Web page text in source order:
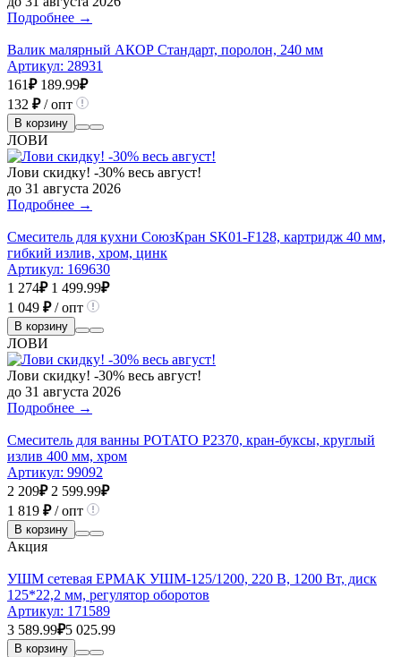
Подробнее →
Валик малярный АКОР Стандарт, поролон, 240 мм
Артикул: 28931
161₽ 189.99₽
132 ₽/ опт
В корзину
ЛОВИ
Лови скидку! -30% весь август!
до 31 августа 2026
Подробнее →
Смеситель для кухни СоюзКран SK01-F128, картридж 40 мм,
гибкий излив, хром, цинк
Артикул: 169630
1 274₽ 1 499.99₽
1 049 ₽/ опт
В корзину
ЛОВИ
Лови скидку! -30% весь август!
до 31 августа 2026
Подробнее →
Смеситель для ванны POTATO P2370, кран-буксы, круглый
излив 400 мм, хром
Артикул: 99092
2 209₽ 2 599.99₽
1 819 ₽/ опт
В корзину
Акция
УШМ сетевая ЕРМАК УШМ-125/1200, 220 В, 1200 Вт, диск
125*22,2 мм, регулятор оборотов
Артикул: 171589
3 589.99₽5 025.99
В корзину